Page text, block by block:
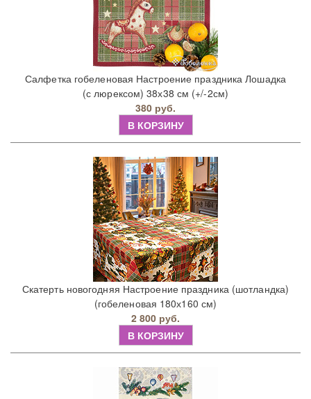
Салфетка гобеленовая Настроение праздника Лошадка
(с люрексом) 38х38 см (+/-2см)
380 руб.
В КОРЗИНУ
Скатерть новогодняя Настроение праздника (шотландка)
(гобеленовая 180х160 см)
2 800 руб.
В КОРЗИНУ